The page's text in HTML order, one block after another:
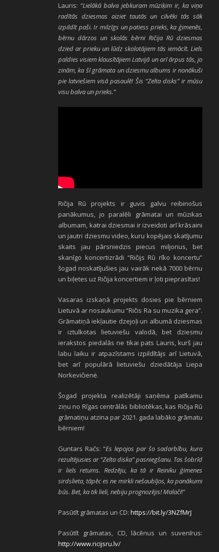
Lauris: “Lielākā balva jebkuram mūziķim ir, ka viņa
radītās dziesmas aiziet tautās un cilvēki tās sāk
izpildīt paši. Ir milzīgs un patiess prieks, ka ģimenēs,
bērnu dārzos un skolās bērni Ričija Rū dziesmas
dzied ar prieku un lūdz skolotājiem tās iemācīt. Liels
paldies visiem klausītājiem Latvijā un arī ārpus tās, jo
zinām, ka šī grāmata un dziesmu albums ir nonākuši
pie latviešiem visā pasaulē! Šis “Zelta disks” ir mūsu
visu balva un prieks.”
Ričija Rū projekts ir guvis galvu reibinošus
panākumus, jo paralēli grāmatai un mūzikas
albumam, katrai dziesmai ir izveidoti arī krāsaini
un jautri dziesmu video, kuru kopējais skatījumu
skaits jau pārsniedzis piecus miljonus, bet
skanīgo koncertizrādi “Ričijs Rū rīko koncertu”
šogad noskatījušies jau vairāk nekā 7000 bērnu
un biļetes uz Ričija koncertiem ir ļoti pieprasītas!
Vasaras izskaņā projekts dosies pie bērniem
Lietuvā ar nosaukumu “Ričis Ra su muzika gera”.
Grāmatiņā iekļautie dzejoļi un albumā dziesmas
ir iztulkotas lietuviešu valodā, bet dziesmu
ierakstos piedalās ne tikai pats Lauris, kurš jau
labu laiku ir atpazīstams izpildītājs arī Lietuvā,
bet arī populārā lietuviešu dziedātāja Liepa
Norkevičienė.
Šogad projekta realizētāji saņēma patīkamu
ziņu no Rīgas centrālās bibliotēkas, kas Ričija Rū
grāmatiņu atzina par 2021. gada labāko grāmatu
bērniem!
Guntars Račs: “Es lepojos par šo sadarbību, kura
rezultējusies ar “Zelta diska” pasniegšanu. Tas šobrīd
ir liels retums. Redzēju, ka tā ir Reiniku ģimenes
sirdslieta, tāpēc es ne mirkli nešaubījos, ka panākumi
būs. Bet, ka tik lieli, nebiju prognozējis! Malači!”
Pasūtīt grāmatas un CD: https://bit.ly/3NZfMrJ
Pasūtīt grāmatas, CD, lācēnus un suvenīrus:
http://www.ricijsru.lv/